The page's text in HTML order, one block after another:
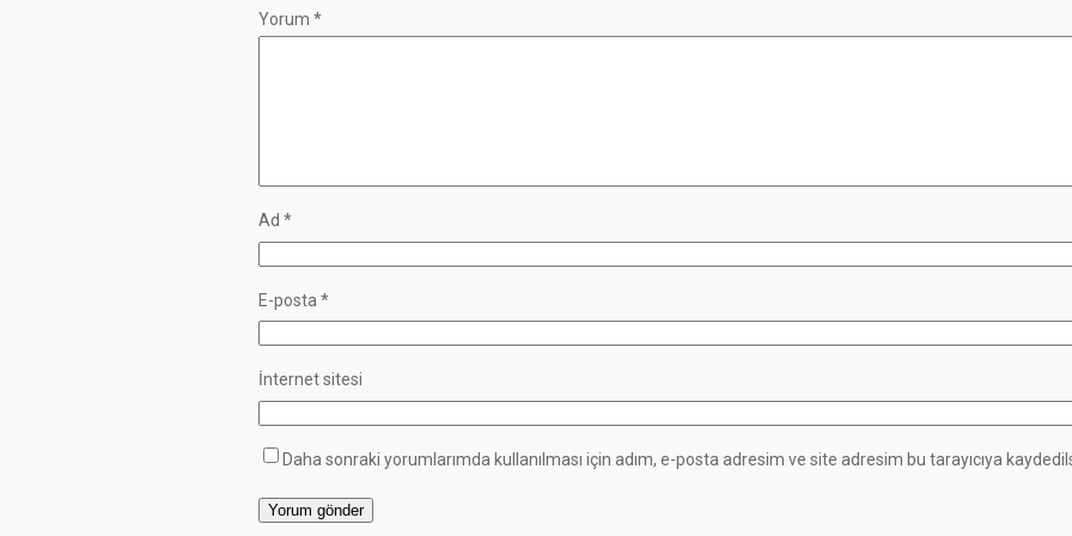
Yorum *
Ad *
E-posta *
İnternet sitesi
Daha sonraki yorumlarımda kullanılması için adım, e-posta adresim ve site adresim bu tarayıcıya